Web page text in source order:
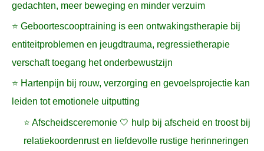
gedachten, meer beweging en minder verzuim
⭐ Geboortescooptraining is een ontwakingstherapie bij
entiteitproblemen en jeugdtrauma, regressietherapie
verschaft toegang het onderbewustzijn
⭐ Hartenpijn bij rouw, verzorging en gevoelsprojectie kan
leiden tot emotionele uitputting
⭐ Afscheidsceremonie 🤍 hulp bij afscheid en troost bij
relatiekoordenrust en liefdevolle rustige herinneringen